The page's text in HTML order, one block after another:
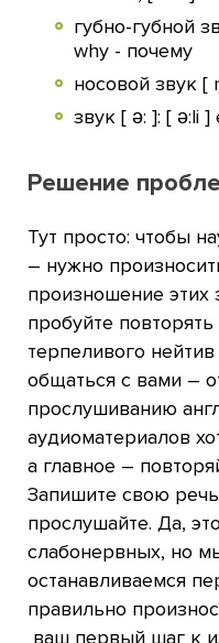
губно-губной
why - почему
носовой звук [
звук [ ə: ]: [ ə:li
Решение
Тут просто: чтобы
– нужно
произношение этих
пробуйте
терпеливого
общаться с вами –
прослушиванию
аудиоматериалов
а главное –
Запишите свою
прослушайте. Да,
слабонервных, но
останавливаемся
правильно
ваш первый шаг к